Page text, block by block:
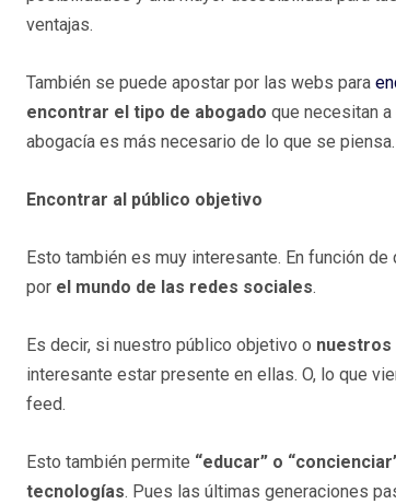
ventajas.
También se puede apostar por las webs para
encontrar el tipo de abogado que necesitan
abogacía es más necesario de lo que se piensa.
Encontrar al público objetivo
Esto también es muy interesante. En función
por el mundo de las redes sociales.
Es decir, si nuestro público objetivo o nuestros
interesante estar presente en ellas. O, lo que
feed.
Esto también permite “educar” o
tecnologías. Pues las últimas generaciones